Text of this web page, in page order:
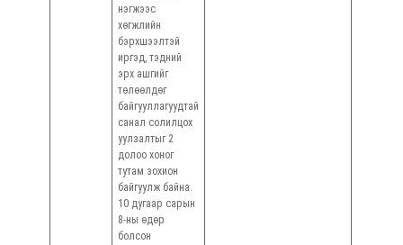
нэгжээс
хөгжлийн
бэрхшээлтэй
иргэд, тэдний
эрх ашгийг
төлөөлдөг
байгууллагуудтай
санал солилцох
уулзалтыг 2
долоо хоног
тутам зохион
байгуулж байна.
10 дугаар сарын
8-ны өдөр
болсон